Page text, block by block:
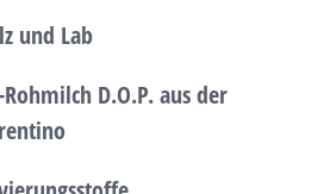
und Lab
D.O.P. aus der